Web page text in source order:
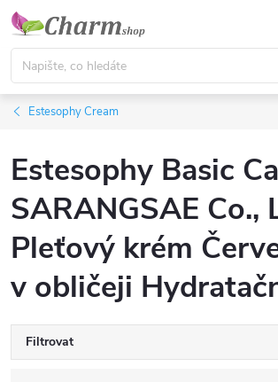
Přejít
obsah
Estesophy Cream
Estesophy Basic
SARANGSAE Co.,
Pleťový krém
v obličeji
Filtrovat